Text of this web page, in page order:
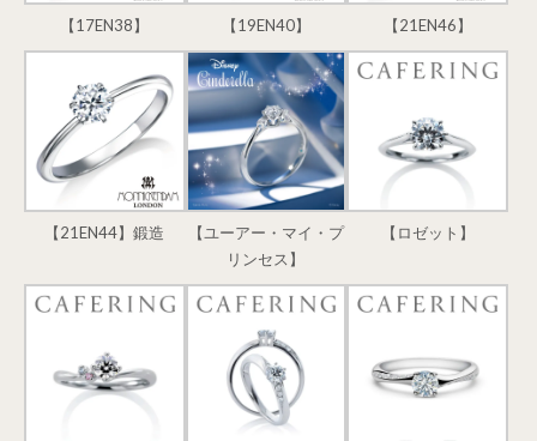
【17EN38】 【19EN40】 【21EN46】
【21EN44】鍛造
【ユーアー・マイ・プ
リンセス】
【ロゼット】